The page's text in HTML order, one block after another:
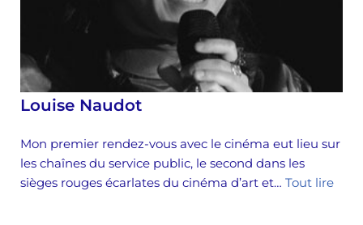
Louise Naudot
Mon premier rendez-vous avec le cinéma eut lieu sur
les chaînes du service public, le second dans les
sièges rouges écarlates du cinéma d’art et… Tout lire